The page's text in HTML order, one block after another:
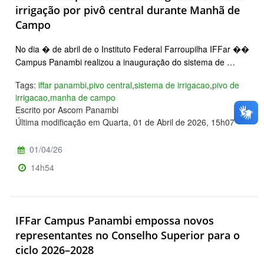
irrigação por pivô central durante Manhã de
Campo
No dia � de abril de o Instituto Federal Farroupilha IFFar ��
Campus Panambi realizou a inauguração do sistema de …
Tags: iffar panambi,pivo central,sistema de irrigacao,pivo de
irrigacao,manha de campo
Escrito por Ascom Panambi
Última modificação em Quarta, 01 de Abril de 2026, 15h07
01/04/26
14h54
IFFar Campus Panambi empossa novos
representantes no Conselho Superior para o
ciclo 2026–2028